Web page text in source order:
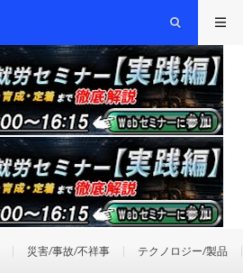
災害/事故/不祥事 テクノロジー/製品